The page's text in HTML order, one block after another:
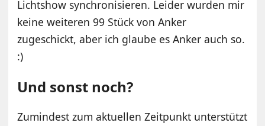
Lichtshow synchronisieren. Leider wurden mir
keine weiteren 99 Stück von Anker
zugeschickt, aber ich glaube es Anker auch so.
:)
Und sonst noch?
Zumindest zum aktuellen Zeitpunkt unterstützt